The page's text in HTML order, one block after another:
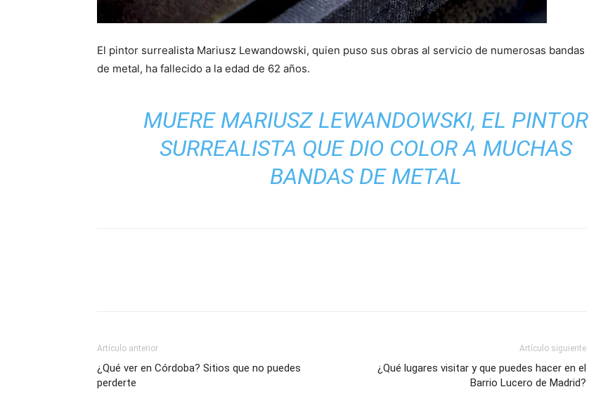
El pintor surrealista Mariusz Lewandowski, quien puso sus obras al servicio de numerosas bandas
de metal, ha fallecido a la edad de 62 años.
MUERE MARIUSZ LEWANDOWSKI, EL PINTOR
SURREALISTA QUE DIO COLOR A MUCHAS
BANDAS DE METAL
Artículo anterior
¿Qué ver en Córdoba? Sitios que no puedes
perderte
Artículo siguiente
¿Qué lugares visitar y que puedes hacer en el
Barrio Lucero de Madrid?